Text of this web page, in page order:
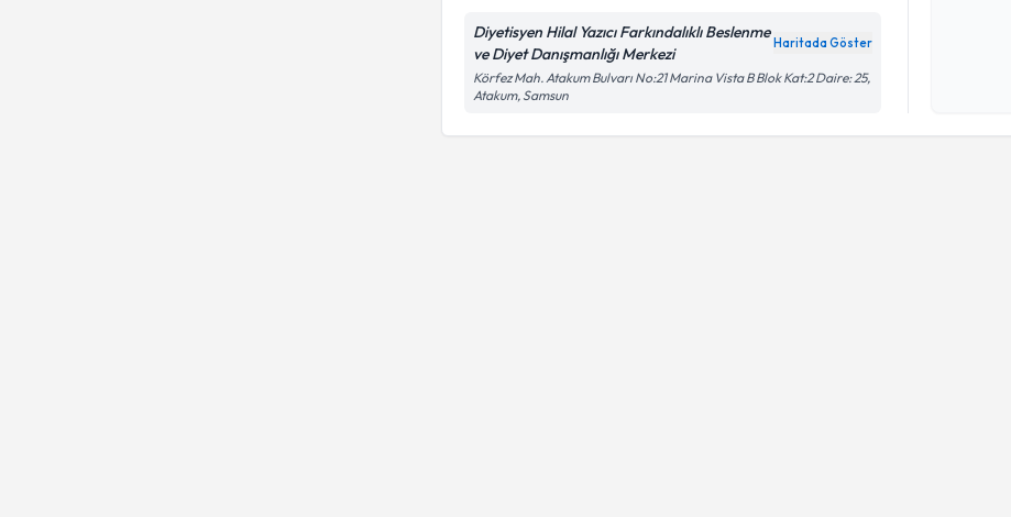
Diyetisyen Hilal Yazıcı Farkındalıklı Beslenme
ve Diyet Danışmanlığı Merkezi
Haritada Göster
Körfez Mah. Atakum Bulvarı No:21 Marina Vista B Blok Kat:2 Daire: 25,
Atakum, Samsun
Kişisel